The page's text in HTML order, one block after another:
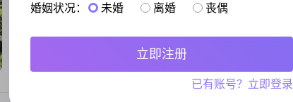
女, 江西抚州, 160cm, 未婚, 公务员
烟，不喝酒非常喜欢动物和小孩，如果你家有宠物
会很棒我有非常强烈的责任心和规划性，目前在考
上级单位我乐于发展运动和音乐爱好，目前在学习
瑜伽以我们这个年纪，经济和精神独立是基本的。
跟TA联系
婚姻状况： 未婚 离婚 丧偶
立即注册
已有账号？立即登录